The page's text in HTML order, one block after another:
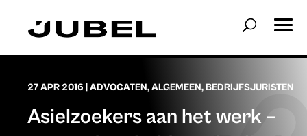
27 APR 2016 ADVOCATEN,ALGEMEEN,BEDRIJFSJURISTEN
Asielzoekers aan het werk –